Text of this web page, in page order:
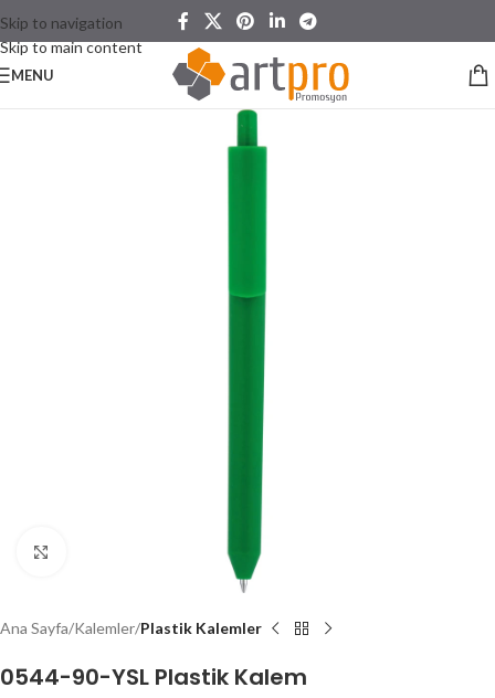
Skip to navigation
Skip to main content
MENU
Ana Sayfa Kalemler Plastik Kalemler
0544-90-YSL Plastik Kalem